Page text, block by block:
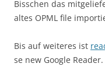
Bisschen das
altes OPML file
Bis auf weiteres ist
se new Google Reader.